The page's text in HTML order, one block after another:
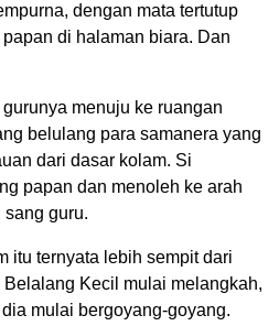
dengan mata tertutup
di halaman biara. Dan
menuju ke ruangan
belulang para samanera yang
dari dasar kolam. Si
papan dan menoleh ke arah
sang guru.
itu ternyata lebih sempit dari
Kecil mulai melangkah,
mulai bergoyang-goyang.